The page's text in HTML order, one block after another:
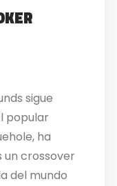
sigue
popular
ha
un crossover
del mundo